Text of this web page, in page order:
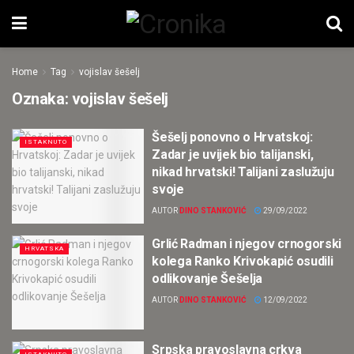
Home Tag vojislav šešelj
Oznaka: vojislav šešelj
ISTAKNUTO
Šešelj ponovno o Hrvatskoj:
Zadar je uvijek bio talijanski,
nikad hrvatski! Talijani zaslužuju
svoje
AUTOR DINO STANKOVIĆ 29/09/2022
HRVATSKA
Grlić Radman i njegov crnogorski
kolega Ranko Krivokapić osudili
odlikovanje Šešelja
AUTOR DINO STANKOVIĆ 12/09/2022
Srpska pravoslavna crkva